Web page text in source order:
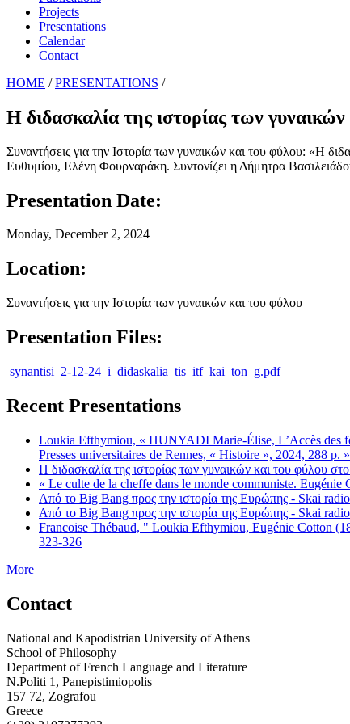
Projects
Presentations
Calendar
Contact
HOME / PRESENTATIONS /
Η διδασκαλία της ιστορίας των
Συναντήσεις για την Ιστορία των γυναικών και του φύλου: «Η
Ευθυμίου, Ελένη Φουρναράκη. Συντονίζει η Δήμητρα
Presentation Date:
Monday, December 2, 2024
Location:
Συναντήσεις για την Ιστορία των γυναικών και του φύλου
Presentation Files:
synantisi_2-12-24_i_didaskalia_tis_itf_kai_ton_g.pdf
Recent Presentations
Loukia Efthymiou, « HUNYADI Marie-Élise, L’Accès des
Presses universitaires de Rennes, « Histoire », 2024, 288 p. »
Η διδασκαλία της ιστορίας των γυναικών και του φύλου
« Le culte de la cheffe dans le monde communiste. Eugénie
Aπό το Big Bang προς την ιστορία της Ευρώπης - Skai radio
Aπό το Big Bang προς την ιστορία της Ευρώπης - Skai radio
Francoise Thébaud, " Loukia Efthymiou, Eugénie Cotton
323-326
More
Contact
National and Kapodistrian University of Athens
School of Philosophy
Department of French Language and Literature
N.Politi 1, Panepistimiopolis
157 72, Zografou
Greece